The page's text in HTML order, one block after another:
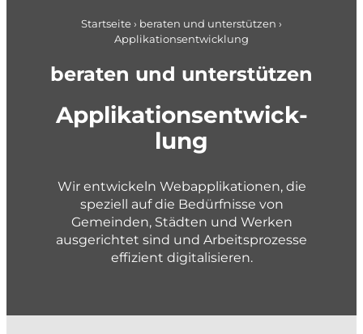
Applikationsentwicklung
Planung im Brandschutz
Gestaltungspläne und Gebietsentwicklung
Quartier- und Erschliessungsplanung
Verkehrs- und Mobilitätsplanung
Siedlungsentwässerung und GEP
Startseite › beraten und unterstützen ›
Applikationsentwicklung
beraten und unterstützen
Appli­kations­ent­wick­
lung
Wir entwickeln Webapplikationen, die
speziell auf die Bedürfnisse von
Gemeinden, Städten und Werken
ausgerichtet sind und Arbeitsprozesse
effizient digitalisieren.